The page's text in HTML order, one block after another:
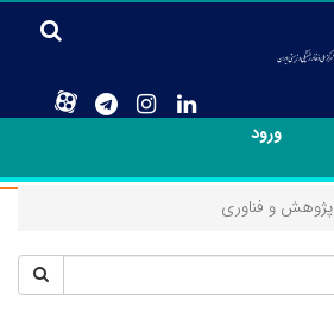
ورود
پژوهش و فناوری